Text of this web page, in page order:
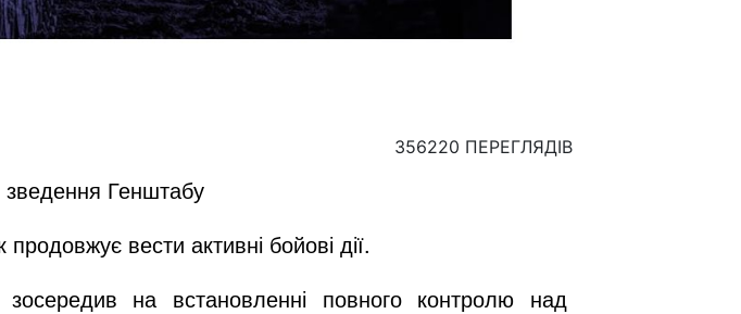
356220 ПЕРЕГЛЯДІВ
зведення Генштабу
вести активні бойові дії.
на встановленні повного контролю над